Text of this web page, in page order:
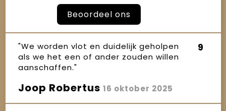
Beoordeel ons
"We worden vlot en duidelijk geholpen
als we het een of ander zouden willen
aanschaffen."
9
Joop Robertus 16 oktober 2025